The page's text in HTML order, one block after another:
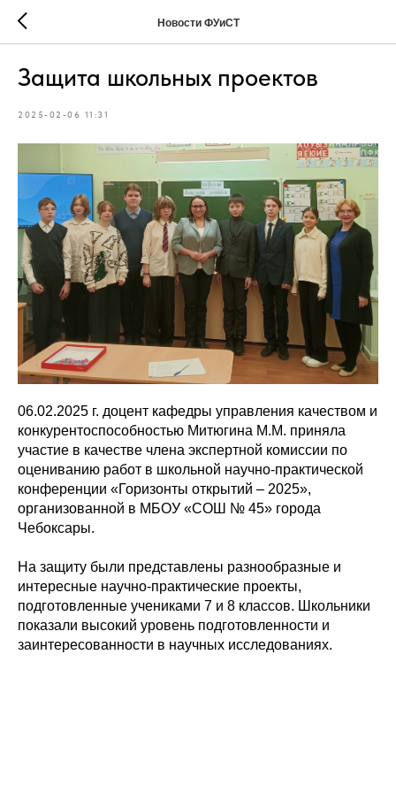
Новости ФУиСТ
Защита школьных проектов
2025-02-06 11:31
06.02.2025 г. доцент кафедры управления качеством и
конкурентоспособностью Митюгина М.М. приняла
участие в качестве члена экспертной комиссии по
оцениванию работ в школьной научно-практической
конференции «Горизонты открытий – 2025»,
организованной в МБОУ «СОШ № 45» города
Чебоксары.
На защиту были представлены разнообразные и
интересные научно-практические проекты,
подготовленные учениками 7 и 8 классов. Школьники
показали высокий уровень подготовленности и
заинтересованности в научных исследованиях.